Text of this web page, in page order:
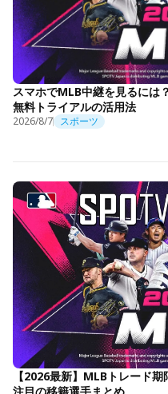
スマホでMLB中継を見るには
無料トライアルの活用法
2026/8/7 スポーツ
【2026最新】MLBトレード